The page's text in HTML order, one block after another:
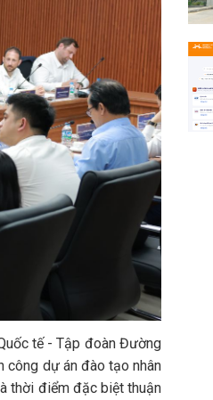
tế - Tập đoàn Đường
công dự án đào tạo nhân
thời điểm đặc biệt thuận